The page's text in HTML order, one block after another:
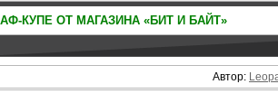
КУПЕ ОТ МАГАЗИНА «БИТ И БАЙТ»
Автор: